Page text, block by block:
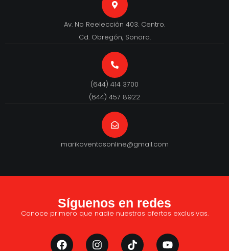
Av. No Reelección 403. Centro.
Cd. Obregón, Sonora.
(644) 414 3700
(644) 457 8922
marikoventasonline@gmail.com
Síguenos en redes
Conoce primero que nadie nuestras ofertas exclusivas.